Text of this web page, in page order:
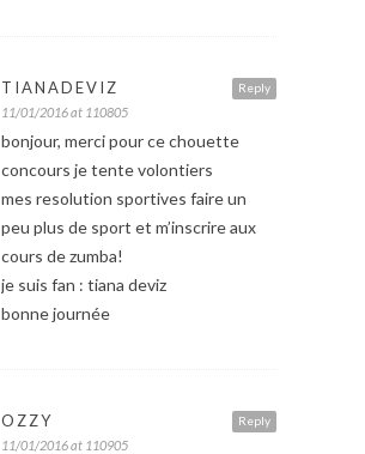
Reply
TIANADEVIZ
11/01/2016 at 110805
bonjour, merci pour ce chouette
concours je tente volontiers
mes resolution sportives faire un
peu plus de sport et m’inscrire aux
cours de zumba!
je suis fan : tiana deviz
bonne journée
Reply
OZZY
11/01/2016 at 110905